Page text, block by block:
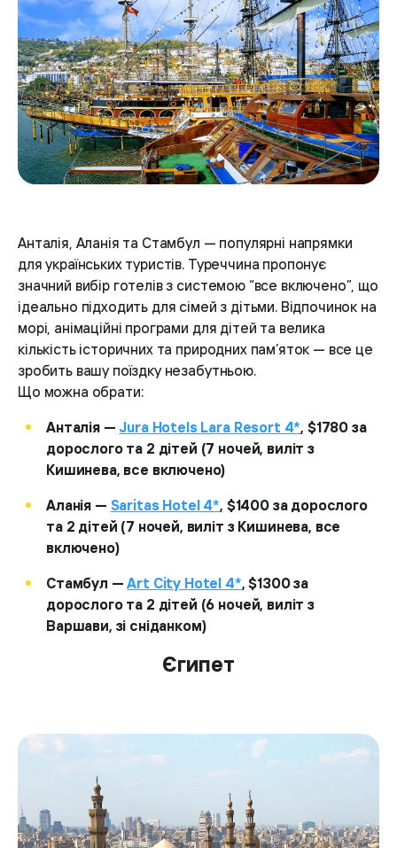
Анталія, Аланія та Стамбул — популярні напрямки
для українських туристів. Туреччина пропонує
значний вибір готелів з системою “все включено”, що
ідеально підходить для сімей з дітьми. Відпочинок на
морі, анімаційні програми для дітей та велика
кількість історичних та природних пам’яток — все це
зробить вашу поїздку незабутньою.
Що можна обрати:
Анталія —Jura Hotels Lara Resort 4*, $1780 за
дорослого та 2 дітей (7 ночей, виліт з
Кишинева, все включено)
Аланія — Saritas Hotel 4*, $1400 за дорослого
та 2 дітей (7 ночей, виліт з Кишинева, все
включено)
Стамбул —Art City Hotel 4*, $1300 за
дорослого та 2 дітей (6 ночей, виліт з
Варшави, зі сніданком)
Єгипет